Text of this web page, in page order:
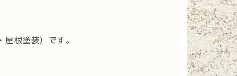
屋根塗装）です。